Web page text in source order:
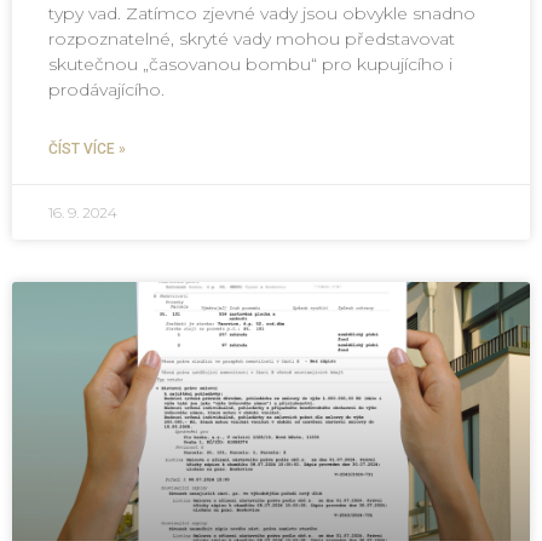
typy vad. Zatímco zjevné vady jsou obvykle snadno
rozpoznatelné, skryté vady mohou představovat
skutečnou „časovanou bombu“ pro kupujícího i
prodávajícího.
ČÍST VÍCE »
16. 9. 2024